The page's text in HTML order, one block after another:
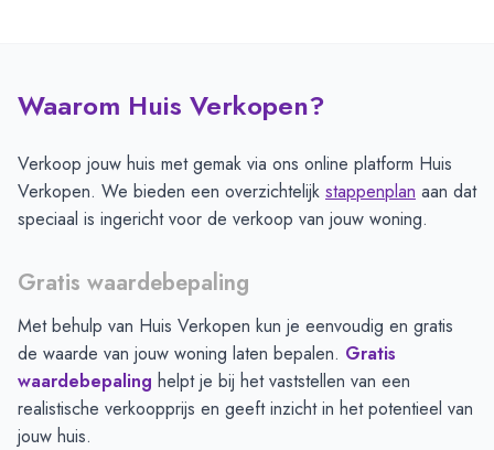
Waarom Huis Verkopen?
Verkoop jouw huis met gemak via ons online platform Huis
Verkopen. We bieden een overzichtelijk stappenplan aan dat
speciaal is ingericht voor de verkoop van jouw woning.
Gratis waardebepaling
Met behulp van Huis Verkopen kun je eenvoudig en gratis
de waarde van jouw woning laten bepalen. Gratis
waardebepaling helpt je bij het vaststellen van een
realistische verkoopprijs en geeft inzicht in het potentieel van
jouw huis.